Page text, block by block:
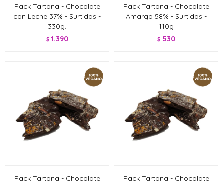
Pack Tartona - Chocolate
con Leche 37% - Surtidas -
330g.
$ 1.390
Pack Tartona - Chocolate
Amargo 58% - Surtidas -
110g
$ 530
Pack Tartona - Chocolate
Pack Tartona - Chocolate